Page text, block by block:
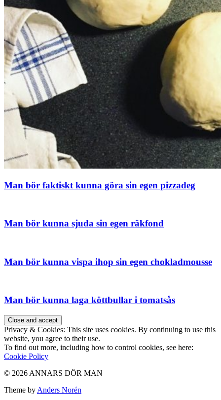
Man bör faktiskt kunna göra sin egen pizzadeg
Man bör kunna sjuda sin egen räkfond
Man bör kunna vispa ihop sin egen chokladmousse
Man bör kunna laga köttbullar i tomatsås
Privacy & Cookies: This site uses cookies. By continuing to use this
website, you agree to their use.
To find out more, including how to control cookies, see here:
Cookie Policy
© 2026 ANNARS DÖR MAN
Theme by Anders Norén